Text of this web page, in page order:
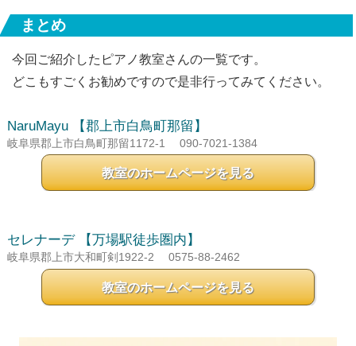
まとめ
今回ご紹介したピアノ教室さんの一覧です。
どこもすごくお勧めですので是非行ってみてください。
NaruMayu 【郡上市白鳥町那留】
岐阜県郡上市白鳥町那留1172-1 090-7021-1384
教室のホームページを見る
セレナーデ 【万場駅徒歩圏内】
岐阜県郡上市大和町剣1922-2 0575-88-2462
教室のホームページを見る